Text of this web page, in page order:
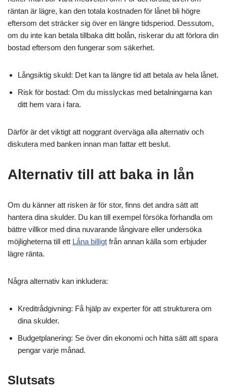
räntan är lägre, kan den totala kostnaden för lånet bli högre
eftersom det sträcker sig över en längre tidsperiod. Dessutom,
om du inte kan betala tillbaka ditt bolån, riskerar du att förlora din
bostad eftersom den fungerar som säkerhet.
Långsiktig skuld: Det kan ta längre tid att betala av hela lånet.
Risk för bostad: Om du misslyckas med betalningarna kan
ditt hem vara i fara.
Därför är det viktigt att noggrant överväga alla alternativ och
diskutera med banken innan man fattar ett beslut.
Alternativ till att baka in lån
Om du känner att risken är för stor, finns det andra sätt att
hantera dina skulder. Du kan till exempel försöka förhandla om
bättre villkor med dina nuvarande långivare eller undersöka
möjligheterna till ett Låna billigt från annan källa som erbjuder
lägre ränta.
Några alternativ kan inkludera:
Kreditrådgivning: Få hjälp av experter för att strukturera om
dina skulder.
Budgetplanering: Se över din ekonomi och hitta sätt att spara
pengar varje månad.
Slutsats